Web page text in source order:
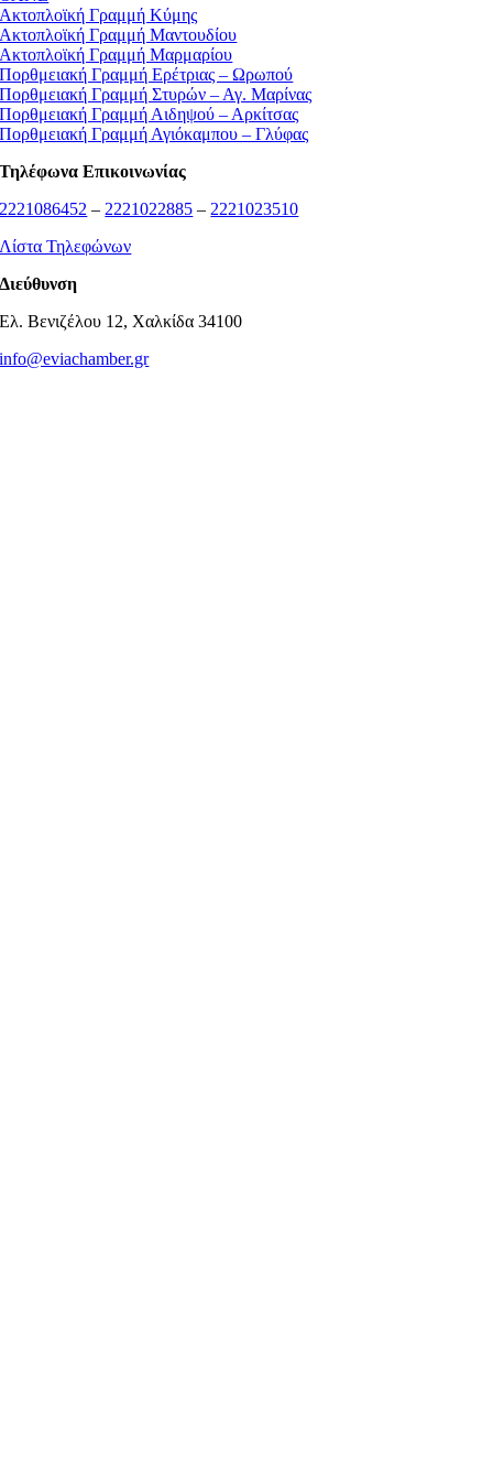
Ακτοπλοϊκή Γραμμή Κύμης
Ακτοπλοϊκή Γραμμή Μαντουδίου
Ακτοπλοϊκή Γραμμή Μαρμαρίου
Πορθμειακή Γραμμή Ερέτριας – Ωρωπού
Πορθμειακή Γραμμή Στυρών – Αγ. Μαρίνας
Πορθμειακή Γραμμή Αιδηψού – Αρκίτσας
Πορθμειακή Γραμμή Αγιόκαμπου – Γλύφας
Τηλέφωνα Επικοινωνίας
2221086452 – 2221022885 – 2221023510
Λίστα Τηλεφώνων
Διεύθυνση
Ελ. Βενιζέλου 12, Χαλκίδα 34100
info@eviachamber.gr